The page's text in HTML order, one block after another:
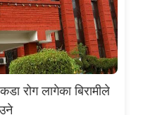
रोग लागेका बिरामीले